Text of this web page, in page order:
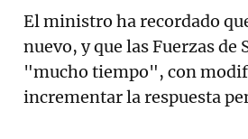
El ministro ha recordado
nuevo, y que las Fuerzas de
"mucho tiempo", con
incrementar la respuesta